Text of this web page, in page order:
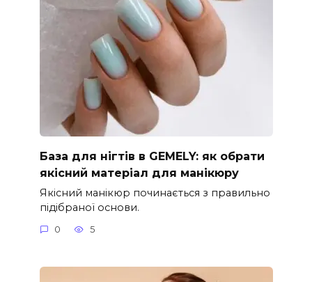
База для нігтів в GEMELY: як обрати
якісний матеріал для манікюру
Якісний манікюр починається з правильно
підібраної основи.
0 5